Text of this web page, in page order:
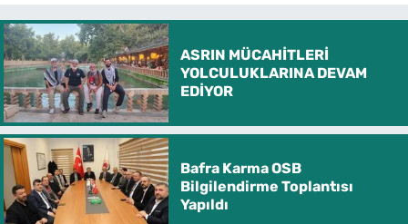
ASRIN MÜCAHİTLERİ
YOLCULUKLARINA DEVAM
EDİYOR
Bafra Karma OSB
Bilgilendirme Toplantısı
Yapıldı